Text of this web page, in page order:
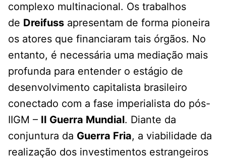
complexo multinacional. Os trabalhos
de Dreifuss apresentam de forma pioneira
os atores que financiaram tais órgãos. No
entanto, é necessária uma mediação mais
profunda para entender o estágio de
desenvolvimento capitalista brasileiro
conectado com a fase imperialista do pós-
IIGM – II Guerra Mundial. Diante da
conjuntura da Guerra Fria, a viabilidade da
realização dos investimentos estrangeiros